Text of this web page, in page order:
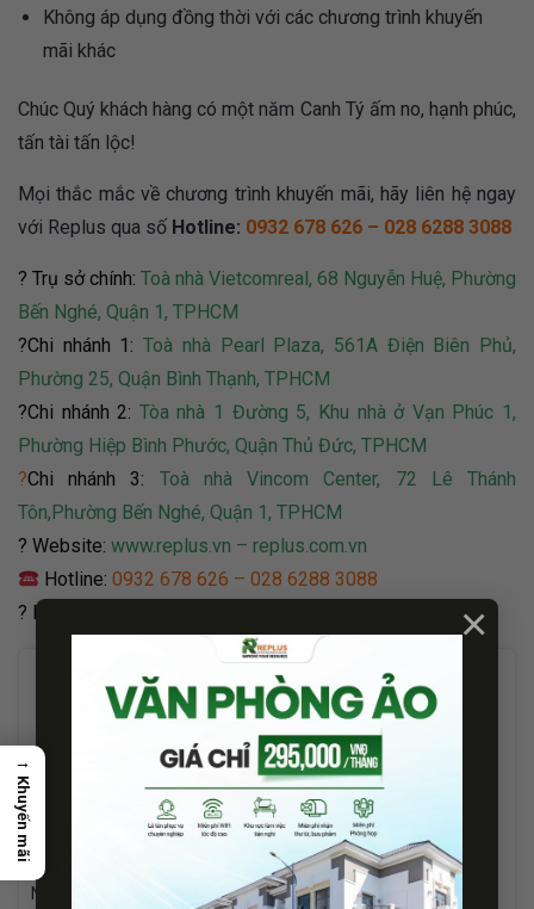
×
Không áp dụng đồng thời với các chương trình khuyến
mãi khác
Chúc Quý khách hàng có một năm Canh Tý ấm no, hạnh phúc,
tấn tài tấn lộc!
Mọi thắc mắc về chương trình khuyến mãi, hãy liên hệ ngay
với Replus qua số Hotline: 0932 678 626 – 028 6288 3088
? Trụ sở chính: Toà nhà Vietcomreal, 68 Nguyễn Huệ, Phường
Bến Nghé, Quận 1, TPHCM
?Chi nhánh 1:Toà nhà Pearl Plaza, 561A Điện Biên Phủ,
Phường 25, Quận Bình Thạnh, TPHCM
?Chi nhánh 2: Tòa nhà 1 Đường 5, Khu nhà ở Vạn Phúc 1,
Phường Hiệp Bình Phước, Quận Thủ Đức, TPHCM
?Chi nhánh 3: Toà nhà Vincom Center,
72 Lê Thánh
Tôn,Phường Bến Nghé, Quận 1, TPHCM
? Website: www.replus.vn – replus.com.vn
Hotline:0932 678 626 –028 6288 3088
? Email:
Bảo Ngọc
Nhà biên tập và quản lý đội ngũ sản xuất nội dung tại Replus.
→
Khuyến mãi